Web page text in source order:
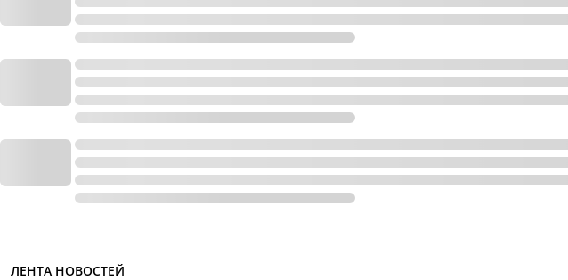
ЛЕНТА НОВОСТЕЙ